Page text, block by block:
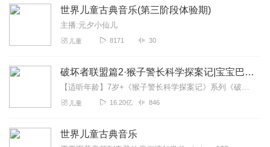
世界儿童古典音乐(第三阶段体验期)
主播:元夕小仙儿
儿童 8171 30
破坏者联盟篇2·猴子警长科学探案记|宝宝巴士故事
【适听年龄】7岁+《猴子警长科学探案记》系列《破坏者联盟篇1·猴子警长科学探案记》>>>《破坏者联盟篇2·猴子警长科学探案记》>>>《破坏者联盟篇3·猴子警长科...
儿童 16.20亿 846
世界儿童古典音乐